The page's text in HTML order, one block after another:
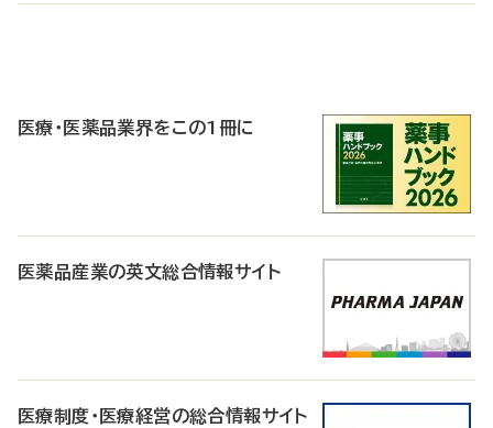
医療・医薬品業界をこの1冊に
医薬品産業の英文総合情報サイト
医療制度・医療経営の総合情報サイト